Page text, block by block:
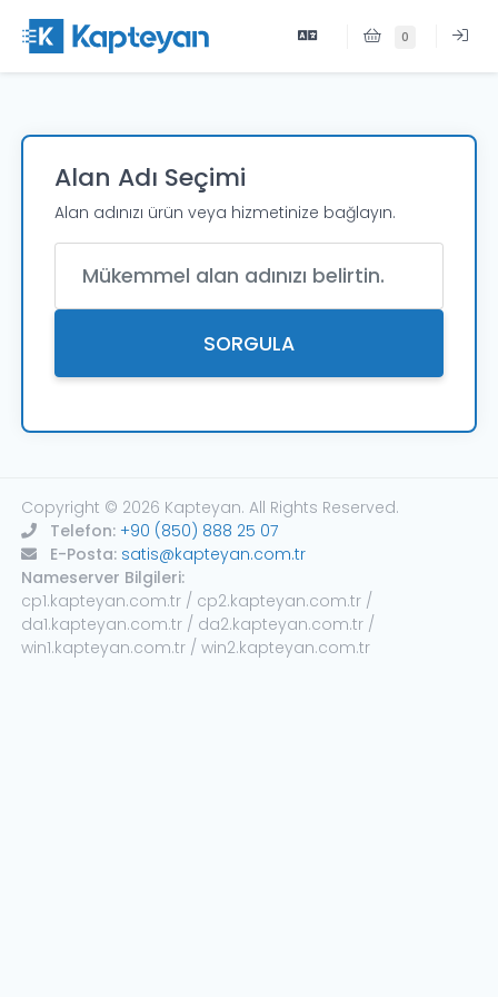
0
Alan Adı Seçimi
Alan adınızı ürün veya hizmetinize bağlayın.
SORGULA
Copyright © 2026 Kapteyan. All Rights Reserved.
Telefon: +90 (850) 888 25 07
E-Posta: satis@kapteyan.com.tr
Nameserver Bilgileri:
cp1.kapteyan.com.tr / cp2.kapteyan.com.tr /
da1.kapteyan.com.tr / da2.kapteyan.com.tr /
win1.kapteyan.com.tr / win2.kapteyan.com.tr